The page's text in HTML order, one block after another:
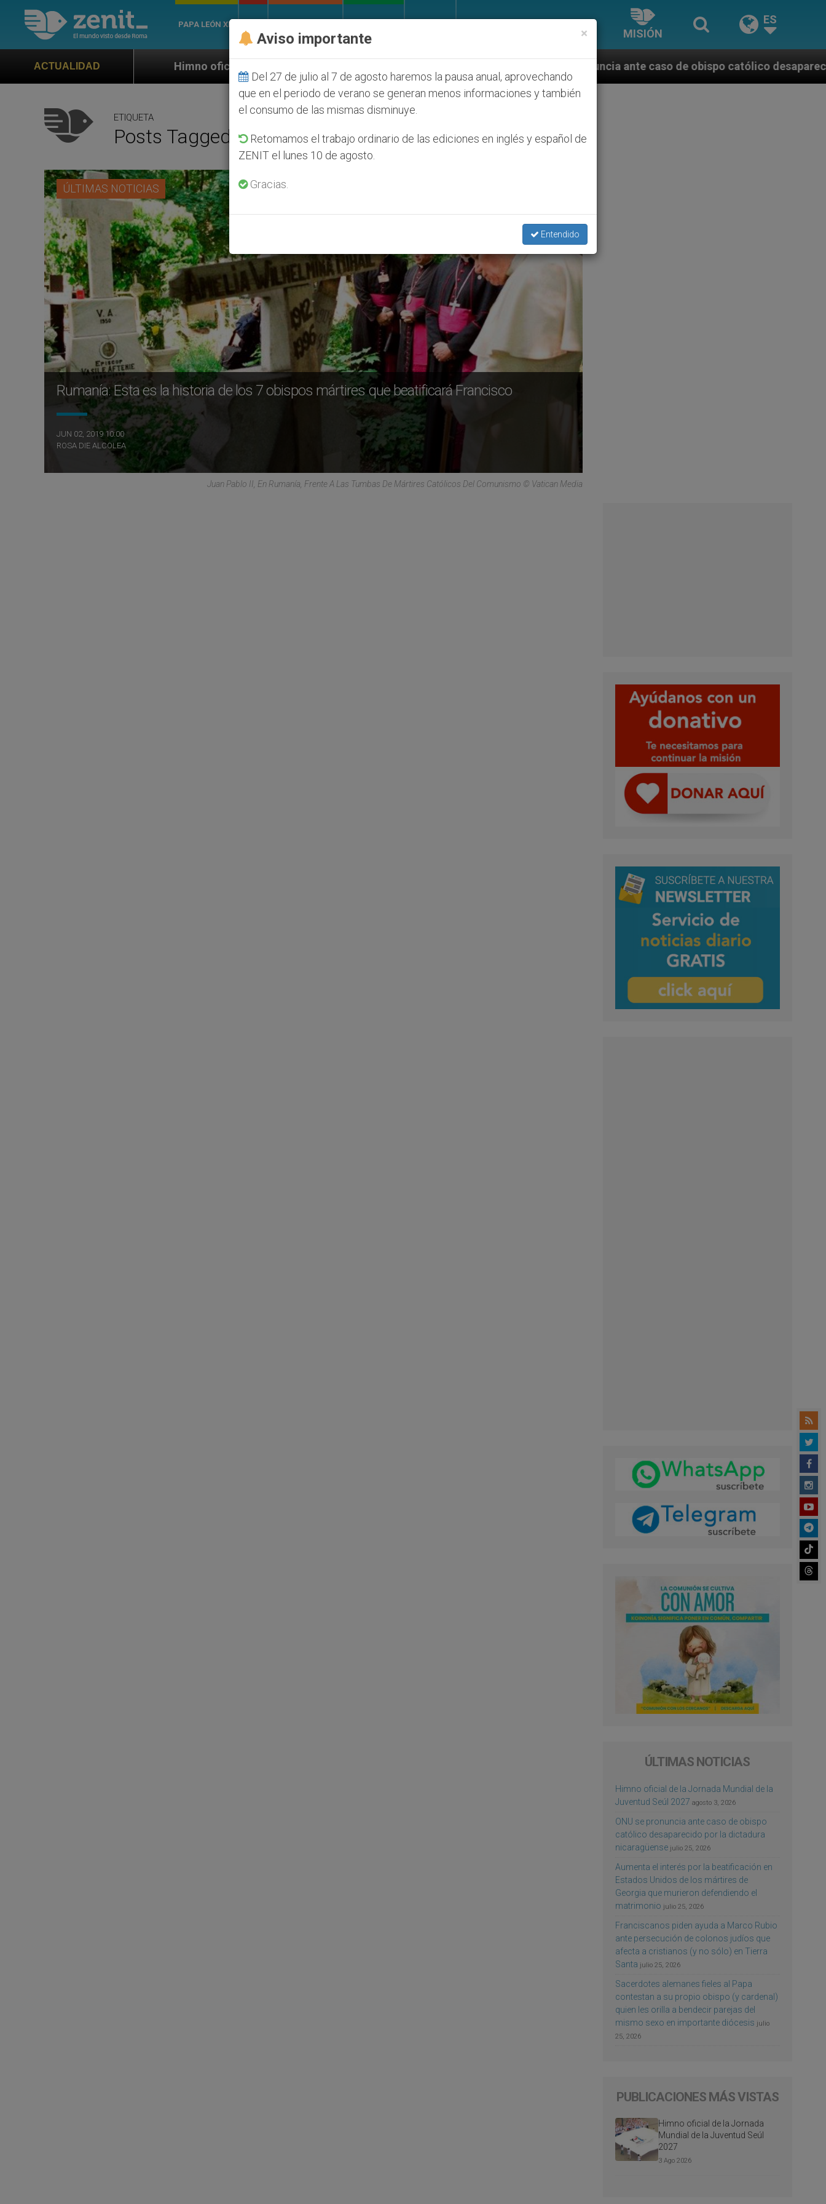
PAPA LEÓN XIV
MISIÓN
ES
ACTUALIDAD
Himno oficial de la Jornada Mundial de la Juventud Seúl 2027 ONU se pronuncia ante caso de obispo católico desaparecido por la dictadura
ETIQUETA
Posts Tagged ‘Alexandru Rusu’
ÚLTIMAS NOTICIAS
Rumanía: Esta es la historia de los 7 obispos mártires que beatificará Francisco
JUN 02, 2019 10:00
ROSA DIE ALCOLEA
Juan Pablo II, En Rumanía, Frente A Las Tumbas De Mártires Católicos Del Comunismo © Vatican Media
ÚLTIMAS NOTICIAS
Himno oficial de la Jornada Mundial de la
Juventud Seúl 2027 agosto 3, 2026
ONU se pronuncia ante caso de obispo
católico desaparecido por la dictadura
nicaragüense julio 25, 2026
Aumenta el interés por la beatificación en
Estados Unidos de los mártires de
Georgia que murieron defendiendo el
matrimonio julio 25, 2026
Franciscanos piden ayuda a Marco Rubio
ante persecución de colonos judíos que
afecta a cristianos (y no sólo) en Tierra
Santa julio 25, 2026
Sacerdotes alemanes fieles al Papa
contestan a su propio obispo (y cardenal)
quien les orilla a bendecir parejas del
mismo sexo en importante diócesis julio
25, 2026
PUBLICACIONES MÁS VISTAS
Himno oficial de la Jornada
Mundial de la Juventud Seúl
2027
3 Ago 2026
×
Aviso importante
Del 27 de julio al 7 de agosto haremos la pausa anual, aprovechando
que en el periodo de verano se generan menos informaciones y también
el consumo de las mismas disminuye.
Retomamos el trabajo ordinario de las ediciones en inglés y español de
ZENIT el lunes 10 de agosto.
Gracias.
Entendido